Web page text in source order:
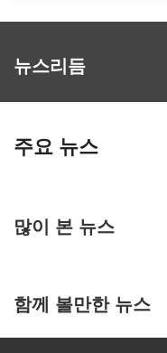
뉴스리듬
주요 뉴스
많이 본 뉴스
함께 볼만한 뉴스